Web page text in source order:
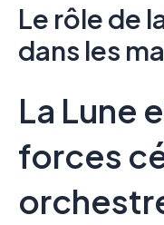
Le rôle de
dans les
La Lune
forces